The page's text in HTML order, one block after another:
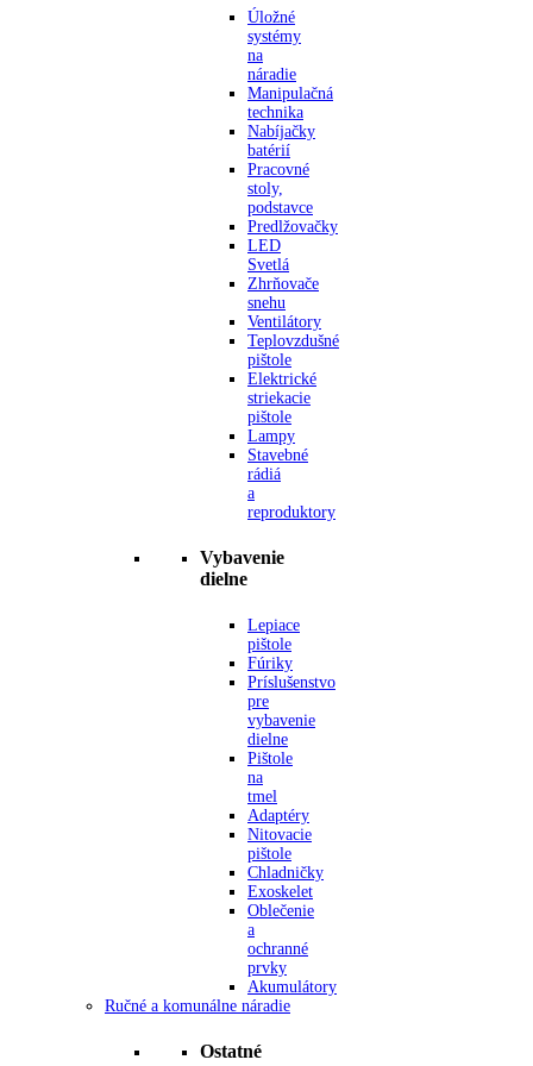
Úložné
systémy
na
náradie
Manipulačná
technika
Nabíjačky
batérií
Pracovné
stoly,
podstavce
Predlžovačky
LED
Svetlá
Zhrňovače
snehu
Ventilátory
Teplovzdušné
pištole
Elektrické
striekacie
pištole
Lampy
Stavebné
rádiá
a
reproduktory
Vybavenie
dielne
Lepiace
pištole
Fúriky
Príslušenstvo
pre
vybavenie
dielne
Pištole
na
tmel
Adaptéry
Nitovacie
pištole
Chladničky
Exoskelet
Oblečenie
a
ochranné
prvky
Akumulátory
Ručné a komunálne náradie
Ostatné